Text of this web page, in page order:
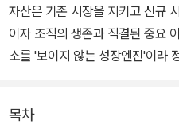
자산은 기존 시장을 지키고 신규
이자 조직의 생존과 직결된 중요
소를 '보이지 않는 성장엔진'이라
이를 통해 저자는 21세기 조직을
목차